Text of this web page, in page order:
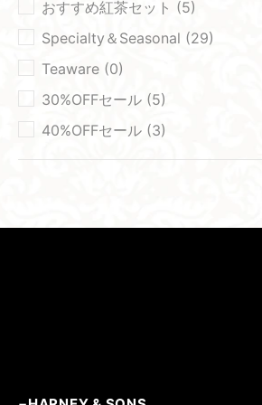
おすすめ紅茶セット (5)
Specialty＆Seasonal (29)
Teaware (0)
30%OFFセール (5)
40%OFFセール (3)